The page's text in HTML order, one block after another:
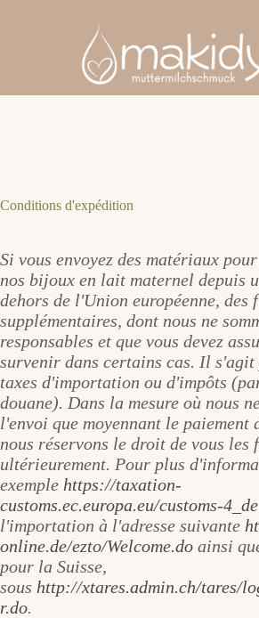
Conditions d'expédition
Si vous envoyez des matériaux
nos bijoux en lait maternel depuis
dehors de l'Union européenne, des
supplémentaires, dont nous ne
responsables et que vous devez
survenir dans certains cas. Il
taxes d'importation ou d'impôts
douane). Dans la mesure où nous
l'envoi que moyennant le paiement
nous réservons le droit de vous les
ultérieurement. Pour plus
exemple https://taxation-
customs.ec.europa.eu/customs-4_de
l'importation à l'adresse suivante
online.de/ezto/Welcome.do ainsi
pour la Suisse,
sous http://xtares.admin.ch/tares/
r.do.